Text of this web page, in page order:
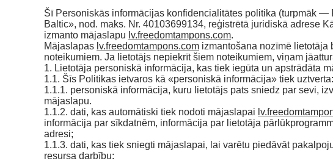
Šī Personiskās informācijas konfidencialitātes politika (turpmāk
Baltic», nod. maks. Nr. 40103699134, reģistrētā juridiskā adrese
izmanto mājaslapu lv.freedomtampons.com.
Mājaslapas lv.freedomtampons.com izmantošana nozīmē
noteikumiem. Ja lietotājs nepiekrīt šiem noteikumiem, viņam
1. Lietotāja personiskā informācija, kas tiek iegūta un apstrādāta
1.1. Šīs Politikas ietvaros kā «personiskā informācija» tiek uztverta:
1.1.1. personiskā informācija, kuru lietotājs pats sniedz par sevi,
mājaslapu.
1.1.2. dati, kas automātiski tiek nodoti mājaslapai
informācija par sīkdatnēm, informācija par lietotāja
adresi;
1.1.3. dati, kas tiek sniegti mājaslapai, lai varētu piedāvāt
resursa darbību: